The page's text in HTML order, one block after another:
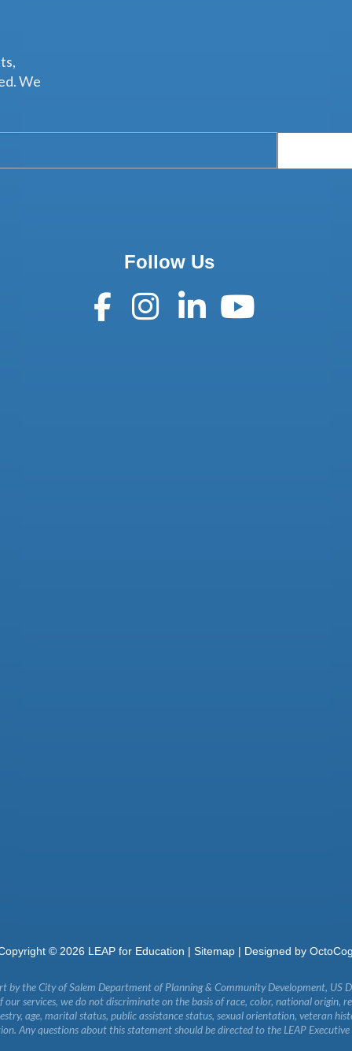
We
Follow Us
©2026 LEAP for Education |Sitemap | Designed by
by the City of Salem Department of Planning & Community Development, US
services, we do not discriminate on the basis of race, color, national origin,
age, marital status, public assistance status, sexual orientation, veteran
Any questions about this statement should be directed to the LEAP